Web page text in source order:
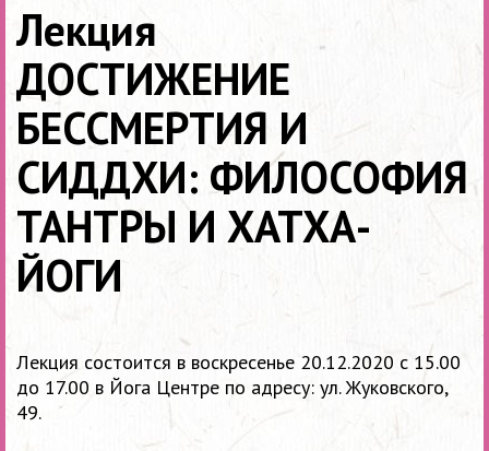
Лекция
ДОСТИЖЕНИЕ
БЕССМЕРТИЯ И
СИДДХИ: ФИЛОСОФИЯ
ТАНТРЫ И ХАТХА-
ЙОГИ
Лекция состоится в воскресенье 20.12.2020 с 15.00
до 17.00 в Йога Центре по адресу: ул. Жуковского,
49.